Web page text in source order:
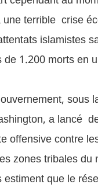
terrible crise
islamistes
1.200 morts en
sous
a lancé
offensive contre
zones tribales du
que le